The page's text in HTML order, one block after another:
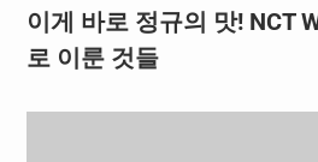
이게 바로 정규의 맛! NCT
로 이룬 것들